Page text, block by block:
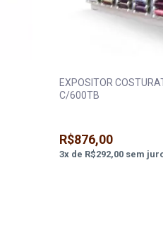
EXPOSITOR
C/600TB
R$876,00
3xde R$292,00sem